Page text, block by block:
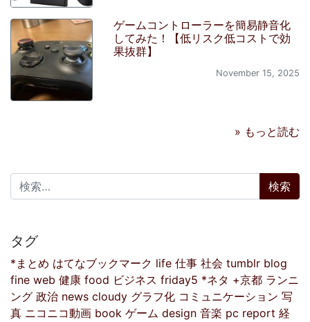
ゲームコントローラーを簡易静音化
してみた！【低リスク低コストで効
果抜群】
November 15, 2025
» もっと読む
検索:
タグ
*まとめ はてなブックマーク life 仕事 社会 tumblr blog
fine web 健康 food ビジネス friday5 *ネタ +京都 ランニ
ング 政治 news cloudy グラフ化 コミュニケーション 写
真 ニコニコ動画 book ゲーム design 音楽 pc report 経